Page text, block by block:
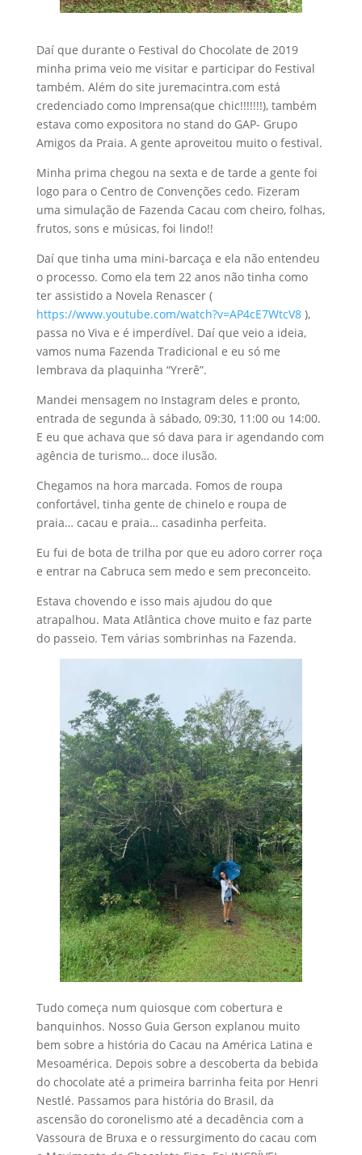
Daí que durante o Festival do Chocolate de 2019
minha prima veio me visitar e participar do Festival
também. Além do site juremacintra.com está
credenciado como Imprensa(que chic!!!!!!!), também
estava como expositora no stand do GAP- Grupo
Amigos da Praia. A gente aproveitou muito o festival.
Minha prima chegou na sexta e de tarde a gente foi
logo para o Centro de Convenções cedo. Fizeram
uma simulação de Fazenda Cacau com cheiro, folhas,
frutos, sons e músicas, foi lindo!!
Daí que tinha uma mini-barcaça e ela não entendeu
o processo. Como ela tem 22 anos não tinha como
ter assistido a Novela Renascer (
https://www.youtube.com/watch?v=AP4cE7WtcV8),
passa no Viva e é imperdível. Daí que veio a ideia,
vamos numa Fazenda Tradicional e eu só me
lembrava da plaquinha “Yrerê”.
Mandei mensagem no Instagram deles e pronto,
entrada de segunda à sábado, 09:30, 11:00 ou 14:00.
E eu que achava que só dava para ir agendando com
agência de turismo… doce ilusão.
Chegamos na hora marcada. Fomos de roupa
confortável, tinha gente de chinelo e roupa de
praia… cacau e praia… casadinha perfeita.
Eu fui de bota de trilha por que eu adoro correr roça
e entrar na Cabruca sem medo e sem preconceito.
Estava chovendo e isso mais ajudou do que
atrapalhou. Mata Atlântica chove muito e faz parte
do passeio. Tem várias sombrinhas na Fazenda.
Tudo começa num quiosque com cobertura e
banquinhos. Nosso Guia Gerson explanou muito
bem sobre a história do Cacau na América Latina e
Mesoamérica. Depois sobre a descoberta da bebida
do chocolate até a primeira barrinha feita por Henri
Nestlé. Passamos para história do Brasil, da
ascensão do coronelismo até a decadência com a
Vassoura de Bruxa e o ressurgimento do cacau com